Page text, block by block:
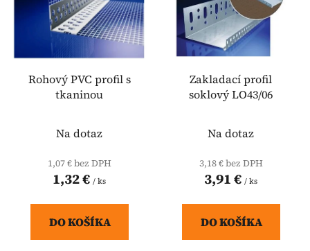
o
k
Rohový PVC profil s
tkaninou
Na dotaz
1,07 € bez DPH
1,32 € / ks
DO KOŠÍKA
Zakladací profil
soklový LO43/06
Na dotaz
3,18 € bez DPH
3,91 € / ks
DO KOŠÍKA